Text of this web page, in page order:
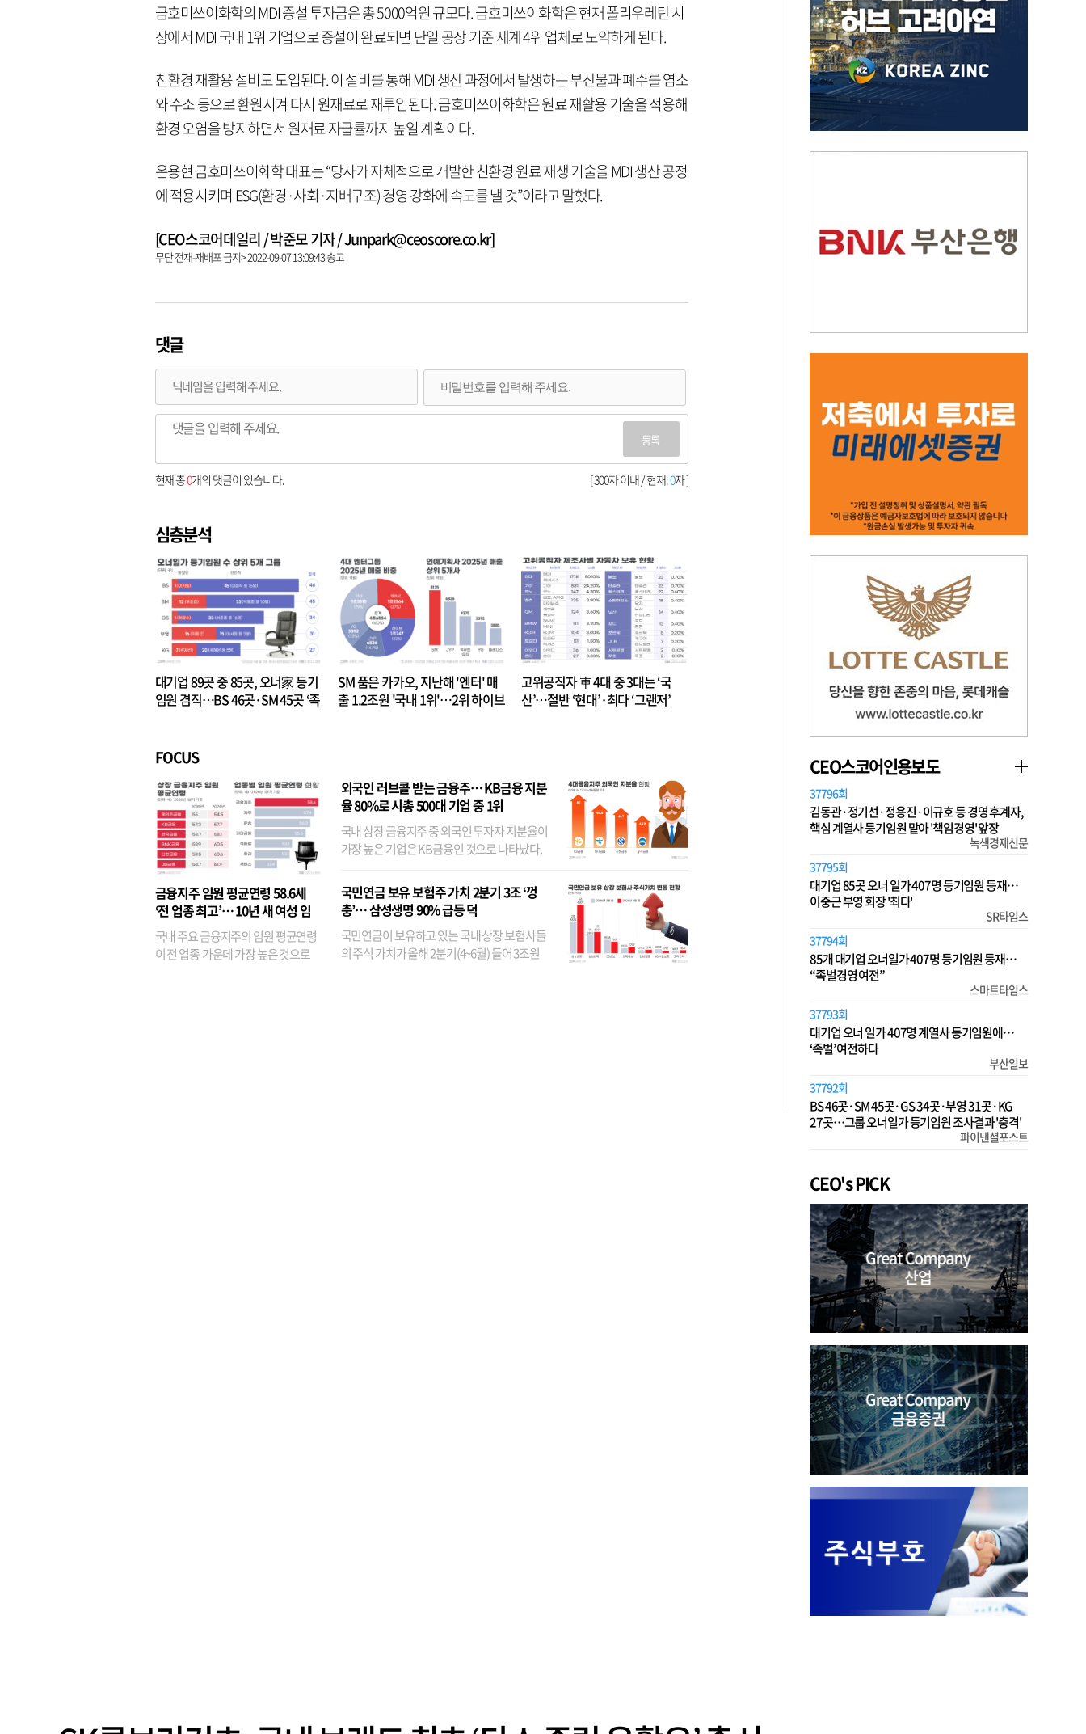
금호미쓰이화학의 MDI 증설 투자금은 총 5000억원 규모다. 금호미쓰이화학은 현재 폴리우레탄 시
장에서 MDI 국내 1위 기업으로 증설이 완료되면 단일 공장 기준 세계 4위 업체로 도약하게 된다.
친환경 재활용 설비도 도입된다. 이 설비를 통해 MDI 생산 과정에서 발생하는 부산물과 폐수를 염소
와 수소 등으로 환원시켜 다시 원재료로 재투입된다. 금호미쓰이화학은 원료 재활용 기술을 적용해
환경 오염을 방지하면서 원재료 자급률까지 높일 계획이다.
온용현 금호미쓰이화학 대표는 “당사가 자체적으로 개발한 친환경 원료 재생 기술을 MDI 생산 공정
에 적용시키며 ESG(환경·사회·지배구조) 경영 강화에 속도를 낼 것”이라고 말했다.
[CEO스코어데일리 / 박준모 기자 / Junpark@ceoscore.co.kr]
무단 전재-재배포 금지> 2022-09-07 13:09:43 송고
댓글
등록
[ 300자 이내 / 현재:0자 ]
현재 총0개의 댓글이 있습니다.
심층분석
대기업 89곳 중 85곳, 오너家 등기
임원 겸직…BS 46곳·SM 45곳 ‘족
SM 품은 카카오, 지난해 '엔터' 매
출 1.2조원 '국내 1위'…2위 하이브
고위공직자 車 4대 중 3대는 ‘국
산’…절반 ‘현대’·최다 ‘그랜저’
FOCUS
금융지주 임원 평균연령 58.6세
‘전 업종 최고’… 10년 새 여성 임
원은 14배 껑충
국내 주요 금융지주의 임원 평균연령
이 전 업종 가운데 가장 높은 것으로
외국인 러브콜 받는 금융주… KB금융 지분
율 80%로 시총 500대 기업 중 1위
국내 상장 금융지주 중 외국인 투자자 지분율이
가장 높은 기업은 KB금융인 것으로 나타났다.
융이었다. 특히 KB금융은 지난달 말 기준 해외
기관투자자 지분율이...
국민연금 보유 보험주 가치 2분기 3조 ‘껑
충’… 삼성생명 90% 급등 덕
국민연금이 보유하고 있는 국내 상장 보험사들
의 주식 가치가 올해 2분기(4~6월) 들어 3조원
CEO스코어인용보도
37796회
김동관·정기선·정용진·이규호 등 경영 후계자,
핵심 계열사 등기임원 맡아 '책임경영' 앞장
녹색경제신문
37795회
대기업 85곳 오너 일가 407명 등기임원 등재…
이중근 부영 회장 '최다'
SR타임스
37794회
85개 대기업 오너일가 407명 등기임원 등재…
“족벌경영 여전”
스마트타임스
37793회
대기업 오너 일가 407명 계열사 등기임원에…
‘족벌’ 여전하다
부산일보
37792회
BS 46곳·SM 45곳·GS 34곳·부영 31곳·KG
27곳…그룹 오너일가 등기임원 조사결과 '충격'
파이낸셜포스트
CEO's PICK